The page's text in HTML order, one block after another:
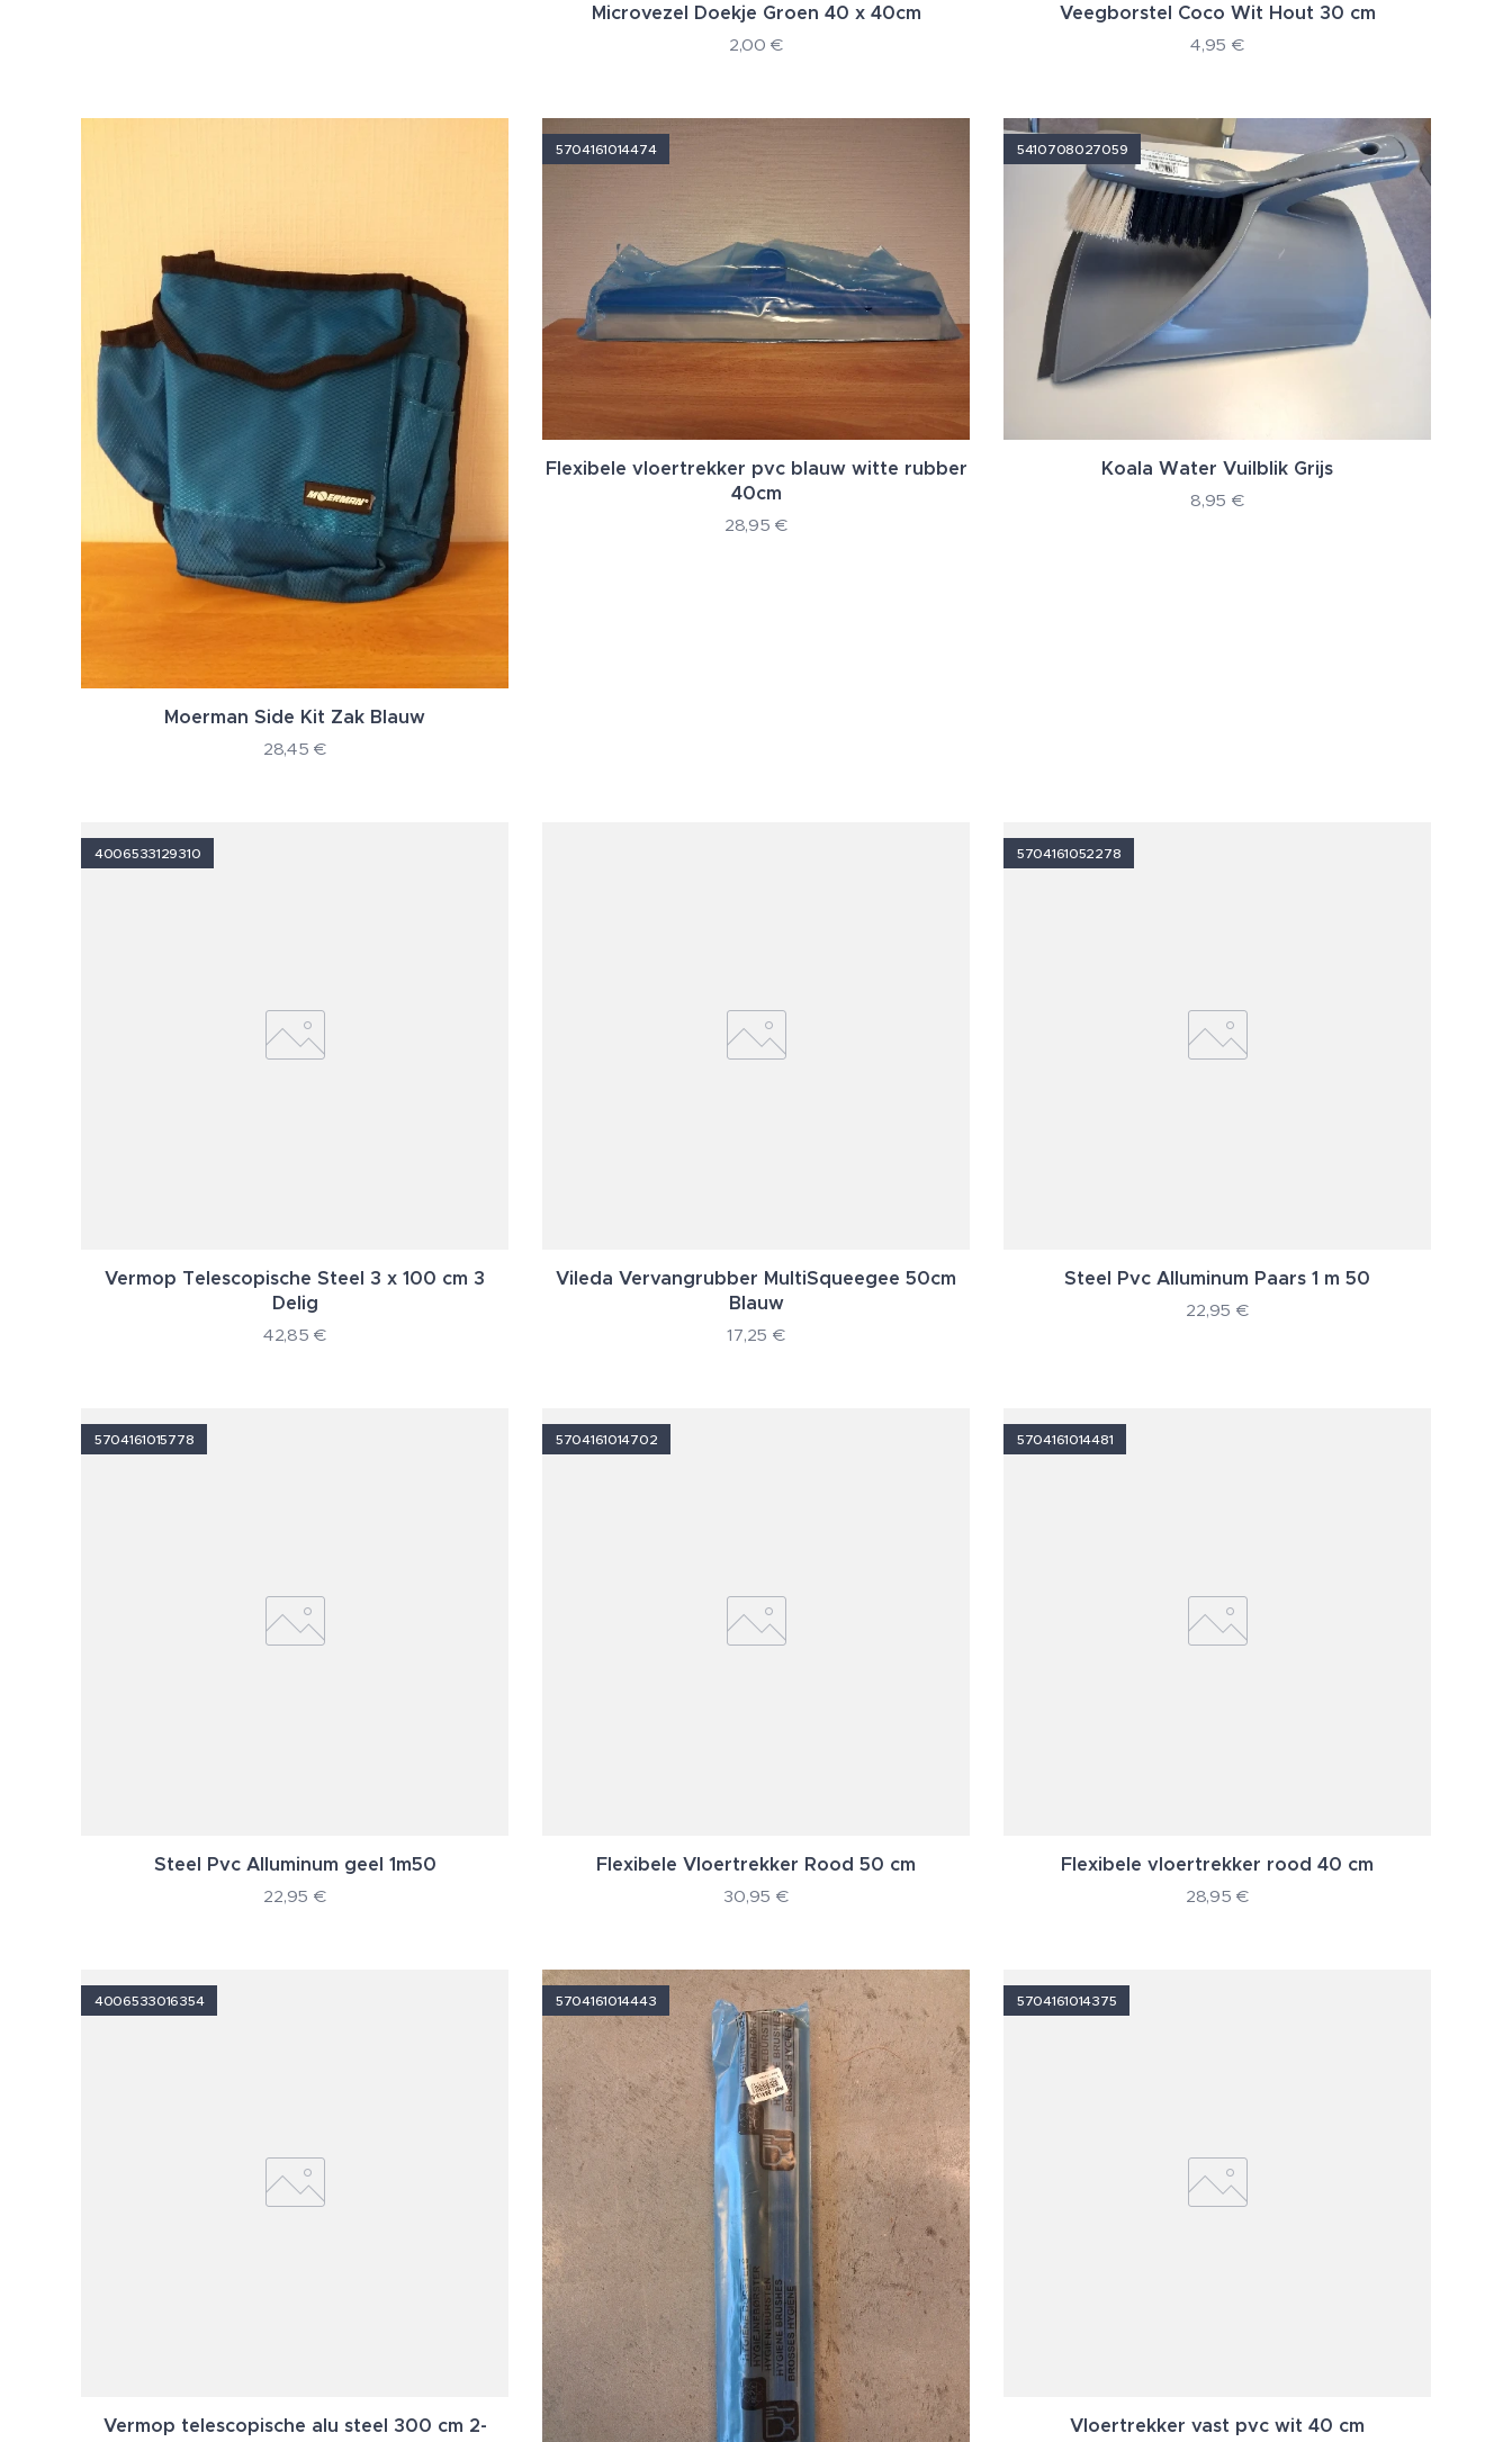
Microvezel Doekje Groen 40 x 40cm
2,00 €
Veegborstel Coco Wit Hout 30 cm
4,95 €
Moerman Side Kit Zak Blauw
28,45 €
Flexibele vloertrekker pvc blauw witte rubber
40cm
5704161014474
28,95 €
Koala Water Vuilblik Grijs
5410708027059
8,95 €
Vermop Telescopische Steel 3 x 100 cm 3
Delig
4006533129310
42,85 €
Vileda Vervangrubber MultiSqueegee 50cm
Blauw
17,25 €
Steel Pvc Alluminum Paars 1 m 50
5704161052278
22,95 €
Steel Pvc Alluminum geel 1m50
5704161015778
22,95 €
Flexibele Vloertrekker Rood 50 cm
5704161014702
30,95 €
Flexibele vloertrekker rood 40 cm
5704161014481
28,95 €
Vermop telescopische alu steel 300 cm 2-
4006533016354 5704161014443
Vloertrekker vast pvc wit 40 cm
5704161014375